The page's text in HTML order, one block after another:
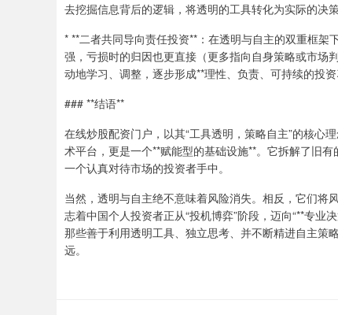
去挖掘信息背后的逻辑，将透明的工具转化为实际的决策
* **二者共同导向责任投资**：在透明与自主的双重框
强，亏损时的归因也更直接（更多指向自身策略或市场
动地学习、调整，逐步形成**理性、负责、可持续的投资
### **结语**
在线炒股配资门户，以其“工具透明，策略自主”的核心
术平台，更是一个**赋能型的基础设施**。它拆解了旧
一个认真对待市场的投资者手中。
当然，透明与自主绝不意味着风险消失。相反，它们将
志着中国个人投资者正从“投机博弈”阶段，迈向“**专业
那些善于利用透明工具、独立思考、并不断精进自主策
远。